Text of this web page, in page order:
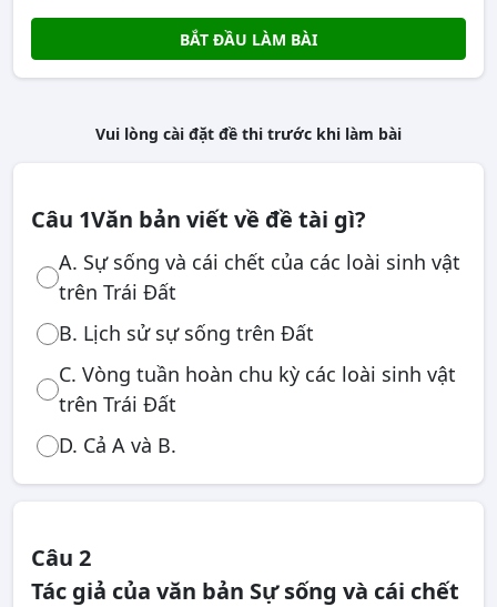
BẮT ĐẦU LÀM BÀI
Vui lòng cài đặt đề thi trước khi làm bài
Câu 1Văn bản viết về đề tài gì?
A. Sự sống và cái chết của các loài sinh vật
trên Trái Đất
B. Lịch sử sự sống trên Đất
C. Vòng tuần hoàn chu kỳ các loài sinh vật
trên Trái Đất
D. Cả A và B.
Câu 2
Tác giả của văn bản Sự sống và cái chết